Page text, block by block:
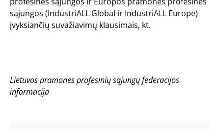
sąjungos (IndustriALL Global ir IndustriALL Europe)
įvyksiančių suvažiavimų klausimais, kt.
Lietuvos pramonės profesinių sąjungų federacijos
informacija